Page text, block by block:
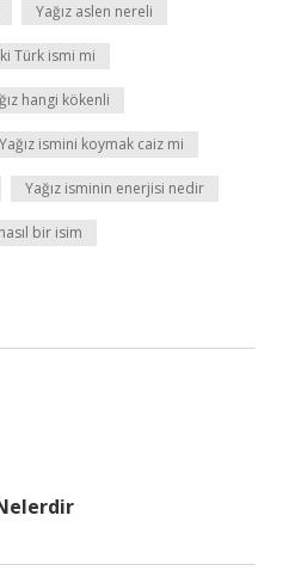
Yağız aslen nereli
Türk ismi mi
hangi kökenli
Yağız ismini koymak caiz mi
Yağız isminin enerjisi nedir
bir isim